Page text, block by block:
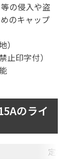
の侵入や盗
のキャップ
）
止印字付）
のライ
定格